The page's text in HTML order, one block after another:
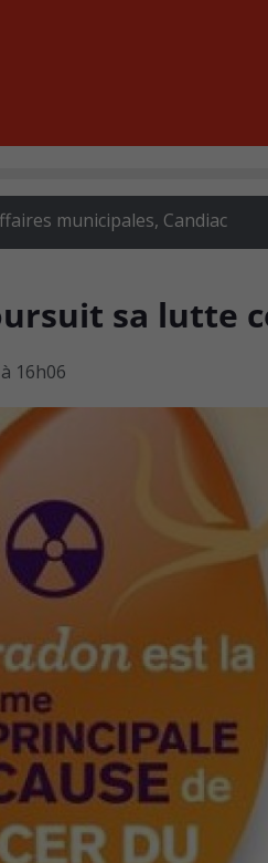
municipales, Candiac
sa lutte
16h06